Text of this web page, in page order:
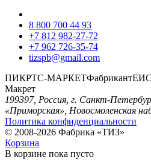
8 800 700 44 93
+7 812 982-27-72
+7 962 726-35-74
tizspb@gmail.com
ПИКРТС-МАРКЕТФабрикантЕИС
Макрет
199397, Россия, г. Санкт-
«Приморская», Новосмоленская
Политика конфиденциальности
© 2008-2026 Фабрика «ТИЗ»
Корзина
В корзине пока пусто